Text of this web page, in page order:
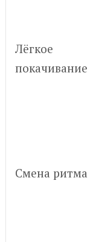
Лёгкое
покачивание
Смена ритма